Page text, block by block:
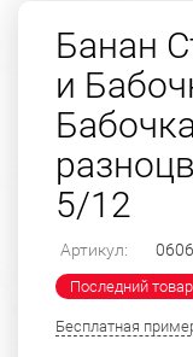
Банан
и
5/12
Артикул:
Последний
Бесплатная